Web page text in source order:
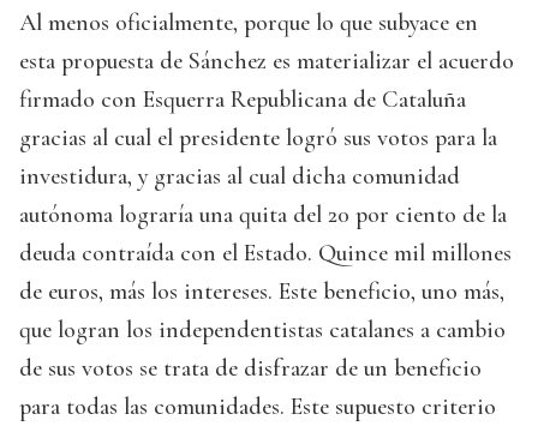
Al menos oficialmente, porque lo que subyace en
esta propuesta de Sánchez es materializar el acuerdo
firmado con Esquerra Republicana de Cataluña
gracias al cual el presidente logró sus votos para la
investidura, y gracias al cual dicha comunidad
autónoma lograría una quita del 20 por ciento de la
deuda contraída con el Estado. Quince mil millones
de euros, más los intereses. Este beneficio, uno más,
que logran los independentistas catalanes a cambio
de sus votos se trata de disfrazar de un beneficio
para todas las comunidades. Este supuesto criterio